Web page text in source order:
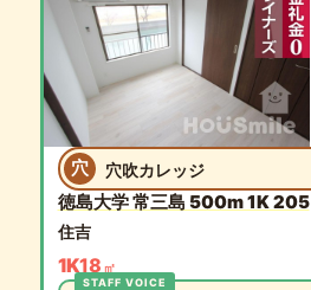
穴 穴吹カレッジ
徳島大学 常三島 500m 1K 205
住吉
1K18 ㎡